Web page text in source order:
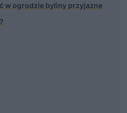
w ogrodzie byliny przyjazne